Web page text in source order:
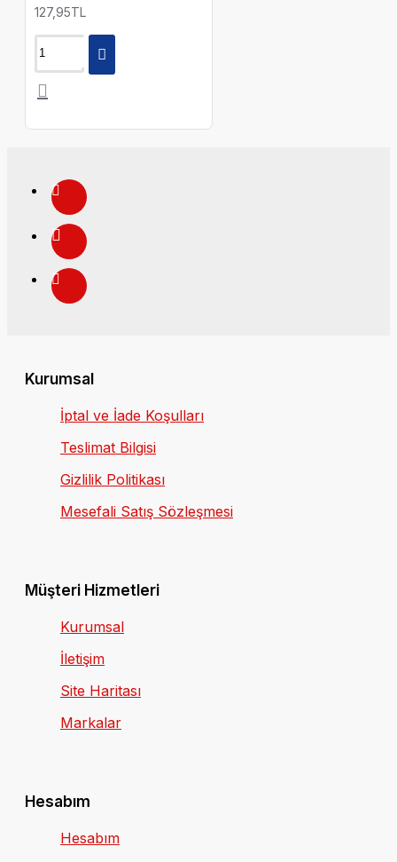
127,95TL
Kurumsal
İptal ve İade Koşulları
Teslimat Bilgisi
Gizlilik Politikası
Mesefali Satış Sözleşmesi
Müşteri Hizmetleri
Kurumsal
İletişim
Site Haritası
Markalar
Hesabım
Hesabım